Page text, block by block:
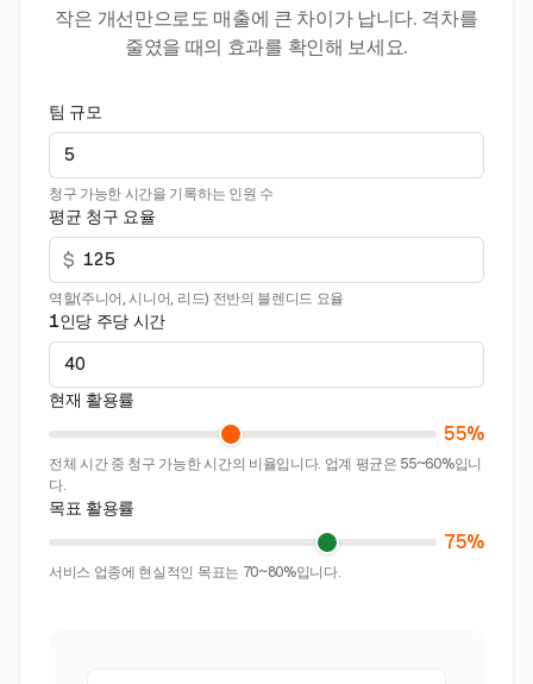
작은 개선만으로도 매출에 큰 차이가 납니다. 격차를
줄였을 때의 효과를 확인해 보세요.
팀 규모
청구 가능한 시간을 기록하는 인원 수
평균 청구 요율
$
역할(주니어, 시니어, 리드) 전반의 블렌디드 요율
1인당 주당 시간
현재 활용률
55%
전체 시간 중 청구 가능한 시간의 비율입니다. 업계 평균은 55~60%입니
다.
목표 활용률
75%
서비스 업종에 현실적인 목표는 70~80%입니다.